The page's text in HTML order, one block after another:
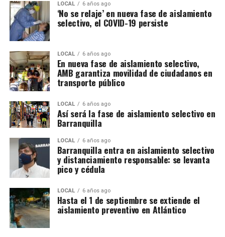
LOCAL 6 años ago
‘No se relaje’ en nueva fase de aislamiento
selectivo, el COVID-19 persiste
LOCAL 6 años ago
En nueva fase de aislamiento selectivo,
AMB garantiza movilidad de ciudadanos en
transporte público
LOCAL 6 años ago
Así será la fase de aislamiento selectivo en
Barranquilla
LOCAL 6 años ago
Barranquilla entra en aislamiento selectivo
y distanciamiento responsable: se levanta
pico y cédula
LOCAL 6 años ago
Hasta el 1 de septiembre se extiende el
aislamiento preventivo en Atlántico